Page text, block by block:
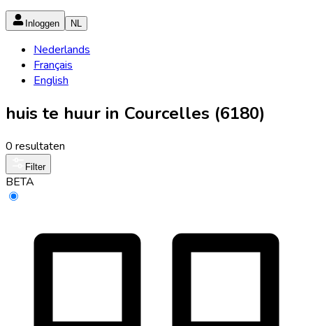
Inloggen NL
Nederlands
Français
English
huis te huur in Courcelles (6180)
0 resultaten
Filter
BETA